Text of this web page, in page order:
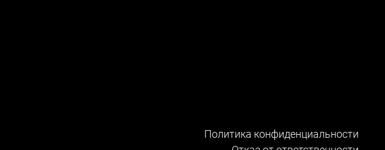
Политика конфиденциальности